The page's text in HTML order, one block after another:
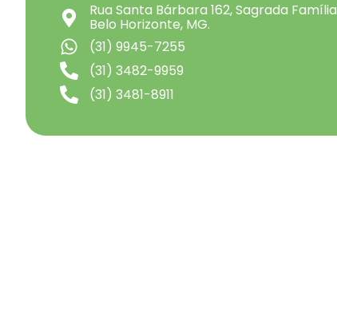
Rua Santa Bárbara 162, Sagrada Família
Belo Horizonte, MG.
(31) 9945-7255
(31) 3482-9959
(31) 3481-8911